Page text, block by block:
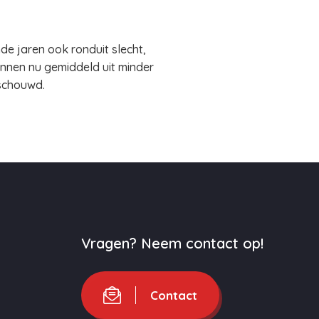
jaren ook ronduit slecht,
nu gemiddeld uit minder
Vragen? Neem contact op!
Contact